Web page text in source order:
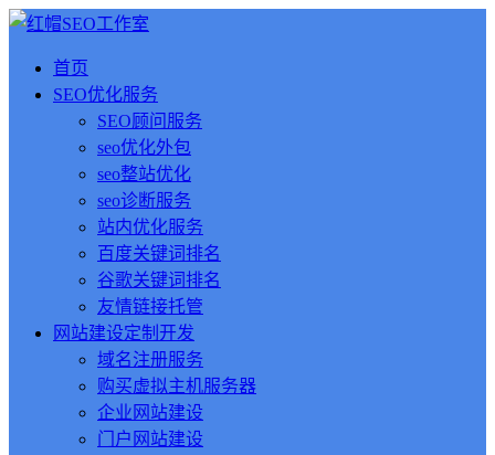
首页
SEO优化服务
SEO顾问服务
seo优化外包
seo整站优化
seo诊断服务
站内优化服务
百度关键词排名
谷歌关键词排名
友情链接托管
网站建设定制开发
域名注册服务
购买虚拟主机服务器
企业网站建设
门户网站建设